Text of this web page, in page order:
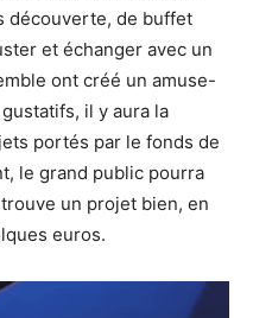
découverte, de buffet
et échanger avec un
ont créé un amuse-
il y aura la
portés par le fonds de
le grand public pourra
un projet bien, en
euros.